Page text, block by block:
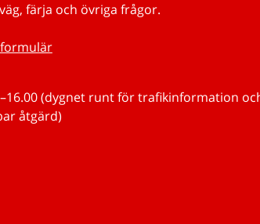
färja och övriga frågor.
(dygnet runt för trafikinformation
åtgärd)